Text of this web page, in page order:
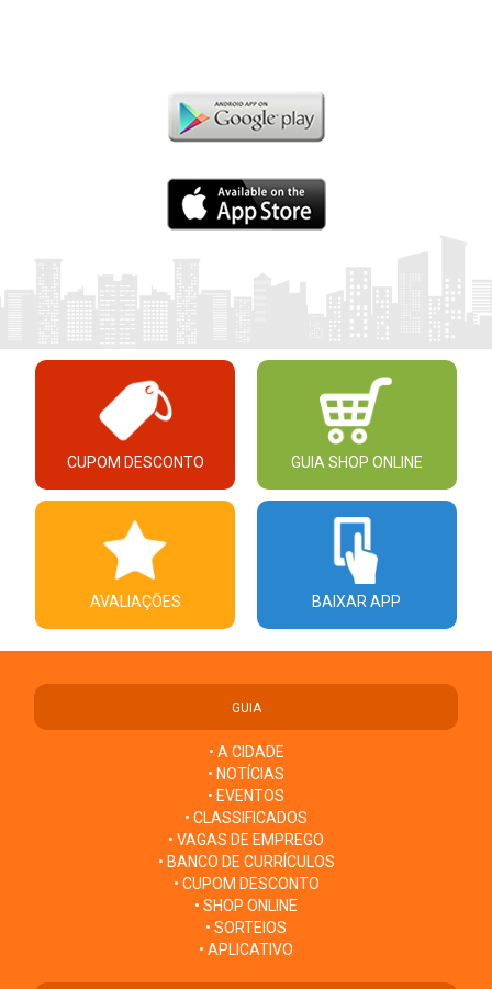
CUPOM DESCONTO GUIA SHOP ONLINE
AVALIAÇÕES BAIXAR APP
GUIA
• A CIDADE
• NOTÍCIAS
• EVENTOS
• CLASSIFICADOS
• VAGAS DE EMPREGO
• BANCO DE CURRÍCULOS
• CUPOM DESCONTO
• SHOP ONLINE
• SORTEIOS
• APLICATIVO